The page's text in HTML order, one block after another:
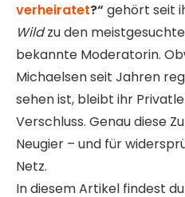
verheiratet?“ gehört seit
Wildzu den
bekannte Moderatorin.
Michaelsen seit Jahren
sehen ist, bleibt ihr
Verschluss. Genau diese
Neugier – und für
Netz.
In diesem Artikel findest